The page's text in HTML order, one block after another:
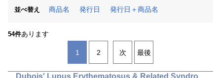
並べ替え 商品名 発行日 発行日＋商品名
54件あります
1 2 次 最後
Dubois' Lupus Erythematosus & Related Syndro